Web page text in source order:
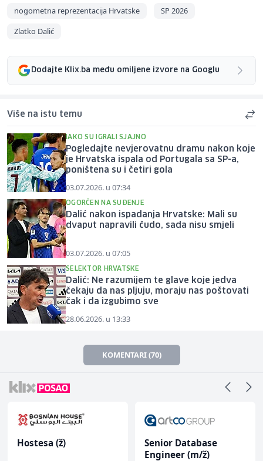
nogometna reprezentacija Hrvatske
SP 2026
Zlatko Dalić
Dodajte Klix.ba među omiljene izvore na Googlu
Više na istu temu
IAKO SU IGRALI SJAJNO
Pogledajte nevjerovatnu dramu nakon koje
je Hrvatska ispala od Portugala sa SP-a,
poništena su i četiri gola
03.07.2026. u 07:34
OGORČEN NA SUĐENJE
Dalić nakon ispadanja Hrvatske: Mali su
dvaput napravili čudo, sada nisu smjeli
03.07.2026. u 07:05
SELEKTOR HRVATSKE
Dalić: Ne razumijem te glave koje jedva
čekaju da nas pljuju, moraju nas poštovati
čak i da izgubimo sve
28.06.2026. u 13:33
KOMENTARI (70)
Hostesa (ž)
Senior Database
Engineer (m/ž)